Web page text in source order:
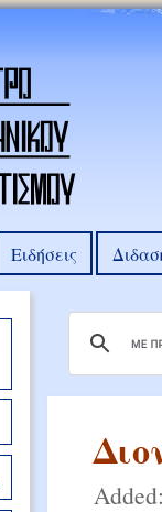
Ειδήσεις